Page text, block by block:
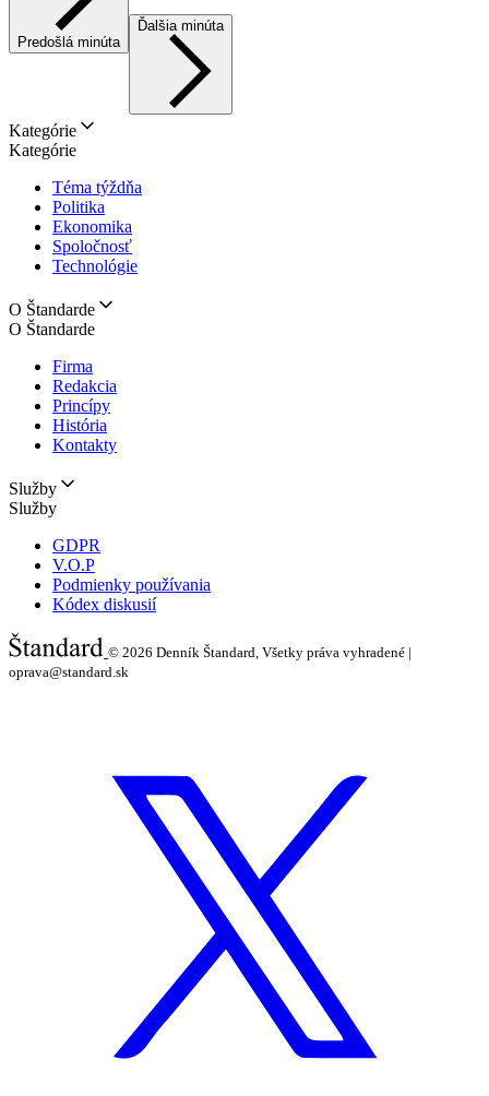
Predošlá minúta
Ďalšia minúta
Kategórie
Kategórie
Téma týždňa
Politika
Ekonomika
Spoločnosť
Technológie
O Štandarde
O Štandarde
Firma
Redakcia
Princípy
História
Kontakty
Služby
Služby
GDPR
V.O.P
Podmienky používania
Kódex diskusií
© 2026 Denník Štandard, Všetky práva vyhradené |
oprava@standard.sk